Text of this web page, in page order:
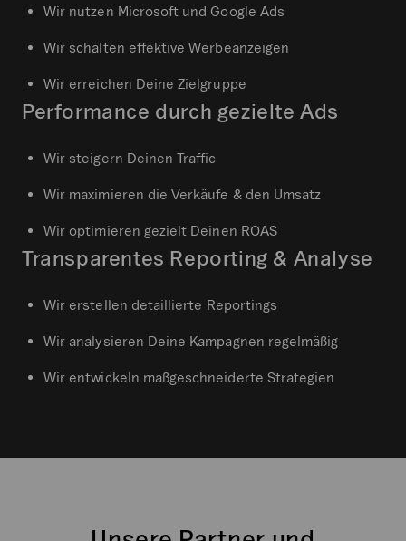
Wir nutzen Microsoft und Google Ads
Wir schalten effektive Werbeanzeigen
Wir erreichen Deine Zielgruppe
Performance durch gezielte Ads
Wir steigern Deinen Traffic
Wir maximieren die Verkäufe & den Umsatz
Wir optimieren gezielt Deinen ROAS
Transparentes Reporting & Analyse
Wir erstellen detaillierte Reportings
Wir analysieren Deine Kampagnen regelmäßig
Wir entwickeln maßgeschneiderte Strategien